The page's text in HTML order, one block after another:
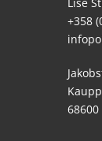
+358